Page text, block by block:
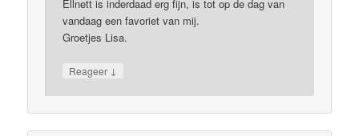
Ellnett is inderdaad erg fijn, is tot op de dag van
vandaag een favoriet van mij.
Groetjes Lisa.
Reageer ↓